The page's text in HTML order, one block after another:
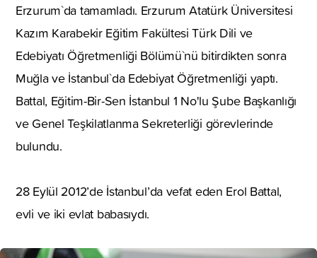
Erzurum`da tamamladı. Erzurum Atatürk Üniversitesi
Kazım Karabekir Eğitim Fakültesi Türk Dili ve
Edebiyatı Öğretmenliği Bölümü`nü bitirdikten sonra
Muğla ve İstanbul`da Edebiyat Öğretmenliği yaptı.
Battal, Eğitim-Bir-Sen İstanbul 1 No'lu Şube Başkanlığı
ve Genel Teşkilatlanma Sekreterliği görevlerinde
bulundu.
28 Eylül 2012’de İstanbul’da vefat eden Erol Battal,
evli ve iki evlat babasıydı.